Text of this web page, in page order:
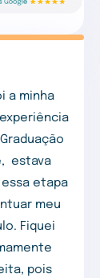
a minha
estava
etapa
meu
Fiquei
pois